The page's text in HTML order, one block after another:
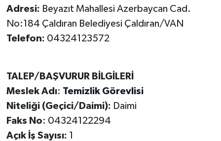
Adresi: Beyazıt Mahallesi Azerbaycan Cad.
No:184 Çaldıran Belediyesi Çaldıran/VAN
Telefon: 04324123572
TALEP/BAŞVURUR BİLGİLERİ
Meslek Adı: Temizlik Görevlisi
Niteliği (Geçici/Daimi): Daimi
Faks No: 04324122294
Açık İş Sayısı: 1